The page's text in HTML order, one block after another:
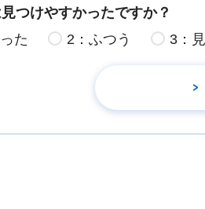
つけやすかったですか？
た
2：ふつう 3：